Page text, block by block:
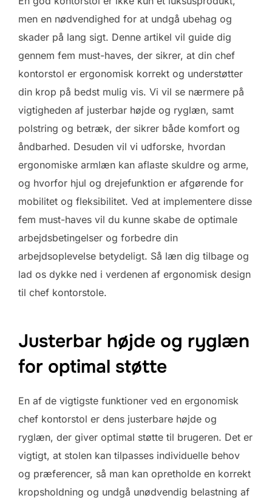
men en nødvendighed for at undgå ubehag og
skader på lang sigt. Denne artikel vil guide dig
gennem fem must-haves, der sikrer, at din chef
kontorstol er ergonomisk korrekt og understøtter
din krop på bedst mulig vis. Vi vil se nærmere på
vigtigheden af justerbar højde og ryglæn, samt
polstring og betræk, der sikrer både komfort og
åndbarhed. Desuden vil vi udforske, hvordan
ergonomiske armlæn kan aflaste skuldre og arme,
og hvorfor hjul og drejefunktion er afgørende for
mobilitet og fleksibilitet. Ved at implementere disse
fem must-haves vil du kunne skabe de optimale
arbejdsbetingelser og forbedre din
arbejdsoplevelse betydeligt. Så læn dig tilbage og
lad os dykke ned i verdenen af ergonomisk design
til chef kontorstole.
Justerbar højde og ryglæn
for optimal støtte
En af de vigtigste funktioner ved en ergonomisk
chef kontorstol er dens justerbare højde og
ryglæn, der giver optimal støtte til brugeren. Det er
vigtigt, at stolen kan tilpasses individuelle behov
og præferencer, så man kan opretholde en korrekt
kropsholdning og undgå unødvendig belastning af